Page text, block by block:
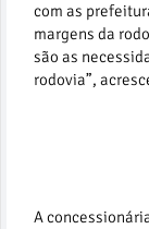
com as
margens da
são as
rodovia”,
A